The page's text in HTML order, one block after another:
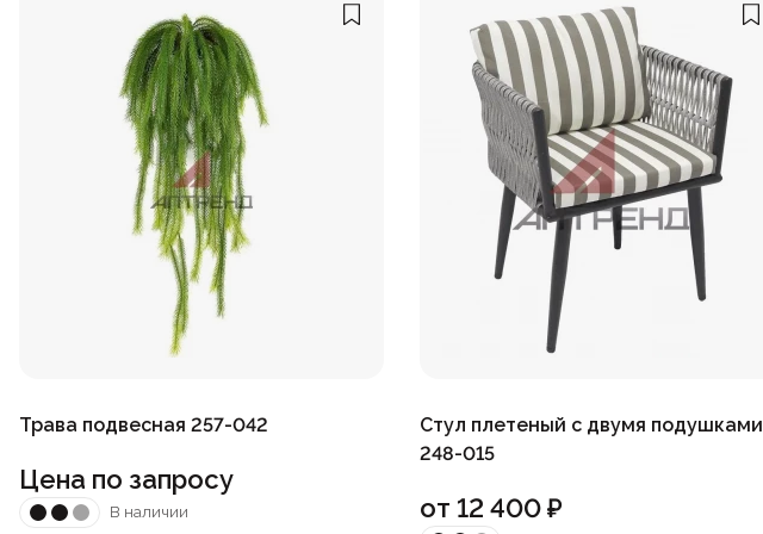
Трава подвесная 257-042
Цена по запросу
В наличии
Стул плетеный с двумя подушками
248-015
от 12 400₽